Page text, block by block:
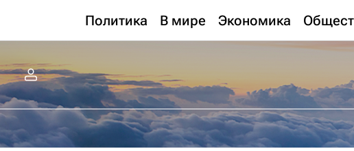
Политика В мире Экономика